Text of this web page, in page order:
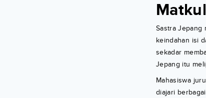
Sastra Jepang
keindahan isi
sekadar
Jepang itu
Mahasiswa
diajari